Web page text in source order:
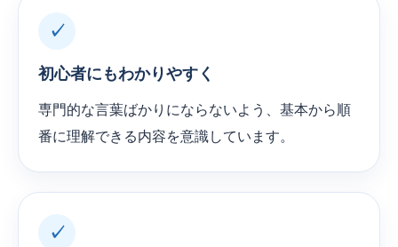
✓
初心者にもわかりやすく
専門的な言葉ばかりにならないよう、基本から順
番に理解できる内容を意識しています。
✓